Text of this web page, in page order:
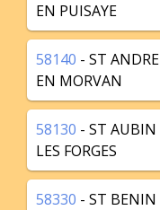
EN PUISAYE
58140 - ST ANDRE
EN MORVAN
58130 - ST AUBIN
LES FORGES
58330 - ST BENIN